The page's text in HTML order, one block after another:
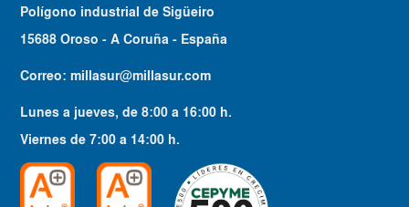
Polígono industrial de Sigüeiro
15688 Oroso - A Coruña - España
Correo:millasur@millasur.com
Lunes a jueves, de8:00 a 16:00 h.
Viernes de7:00 a 14:00 h.